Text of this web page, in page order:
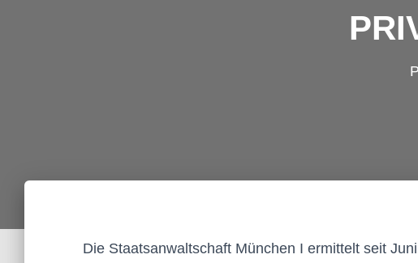
Die Staatsanwaltschaft München I ermittelt seit